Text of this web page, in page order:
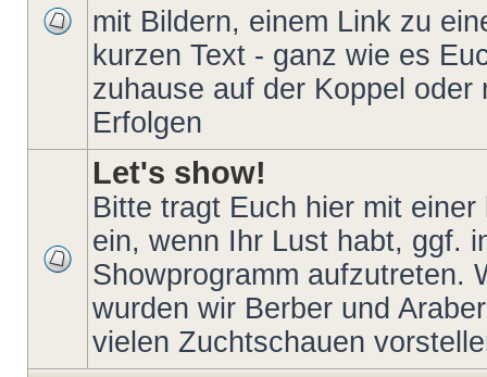
mit Bildern, einem Link zu
kurzen Text - ganz wie es
zuhause auf der Koppel oder
Erfolgen
Let's show!
Bitte tragt Euch hier mit
ein, wenn Ihr Lust habt, ggf.
Showprogramm aufzutreten.
wurden wir Berber und
vielen Zuchtschauen